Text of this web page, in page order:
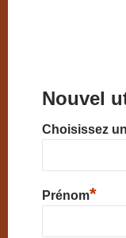
Nouvel
Choisissez
Prénom*